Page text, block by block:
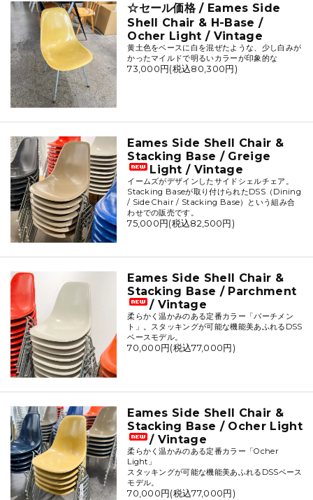
☆セール価格 / Eames Side
Shell Chair & H-Base /
Ocher Light / Vintage
黄土色をベースに白を混ぜたような、少し白みが
かったマイルドで明るいカラーが印象的な
73,000円(税込80,300円)
Eames Side Shell Chair &
Stacking Base / Greige
Light / Vintage
イームズがデザインしたサイドシェルチェア。
Stacking Baseが取り付けられたDSS（Dining
/ Side Chair / Stacking Base）という組み合
わせでの販売です。
75,000円(税込82,500円)
Eames Side Shell Chair &
Stacking Base / Parchment
/ Vintage
柔らかく温かみのある定番カラー「パーチメン
ト」。スタッキングが可能な機能美あふれるDSS
ベースモデル。
70,000円(税込77,000円)
Eames Side Shell Chair &
Stacking Base / Ocher Light
/ Vintage
柔らかく温かみのある定番カラー「Ocher
Light」
スタッキングが可能な機能美あふれるDSSベース
モデル。
70,000円(税込77,000円)